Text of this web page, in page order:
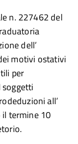
n. 227462 del
dell’
motivi ostativi
per
soggetti
all’
termine 10